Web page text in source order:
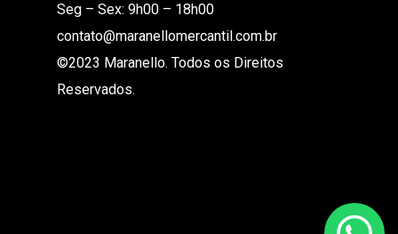
Seg – Sex: 9h00 – 18h00
contato@maranellomercantil.com.br
©2023 Maranello. Todos os Direitos
Reservados.